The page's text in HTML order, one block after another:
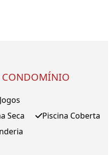
CONDOMÍNIO
Seca
Piscina Coberta